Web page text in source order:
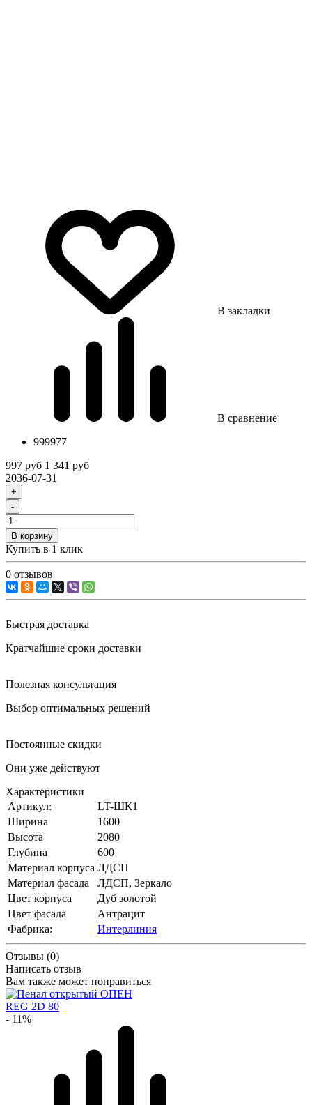
В закладки
В сравнение
999977
997 руб 1 341 руб
2036-07-31
+
-
В корзину
Купить в 1 клик
0 отзывов
Быстрая доставка
Кратчайшие сроки доставки
Полезная консультация
Выбор оптимальных решений
Постоянные скидки
Они уже действуют
Характеристики
Артикул:
LT-ШК1
Ширина
1600
Высота
2080
Глубина
600
Материал корпуса ЛДСП
Материал фасада
ЛДСП, Зеркало
Цвет корпуса
Дуб золотой
Цвет фасада
Антрацит
Фабрика:
Интерлиния
Отзывы (0)
Написать отзыв
Вам также может понравиться
- 11%